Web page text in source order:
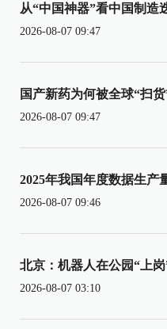
从“中国神器”看中国制造
2026-08-07 09:47
国产新药为何被全球“扫货
2026-08-07 09:47
2025年我国年度数据生产
2026-08-07 09:46
北京：机器人在公园“上岗
2026-08-07 03:10